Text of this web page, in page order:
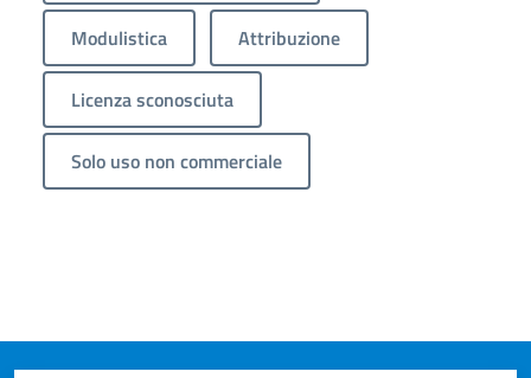
Modulistica Attribuzione
Licenza sconosciuta
Solo uso non commerciale